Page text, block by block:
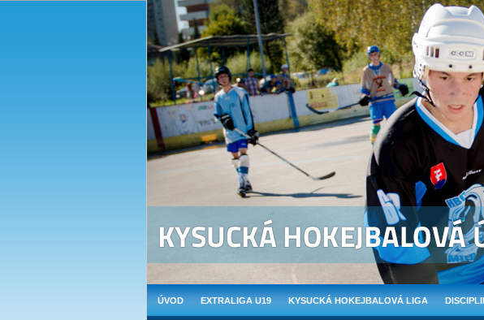
ÚVOD EXTRALIGA U19 KYSUCKÁ HOKEJBALOVÁ LIGA